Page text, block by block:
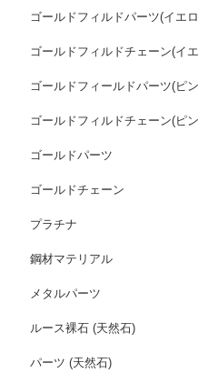
ゴールドフィルドパーツ(イエ
ゴールドフィルドチェーン(イ
ゴールドフィールドパーツ(ピ
ゴールドフィルドチェーン(ピ
ゴールドパーツ
ゴールドチェーン
プラチナ
鋼材マテリアル
メタルパーツ
ルース裸石 (天然石)
パーツ (天然石)